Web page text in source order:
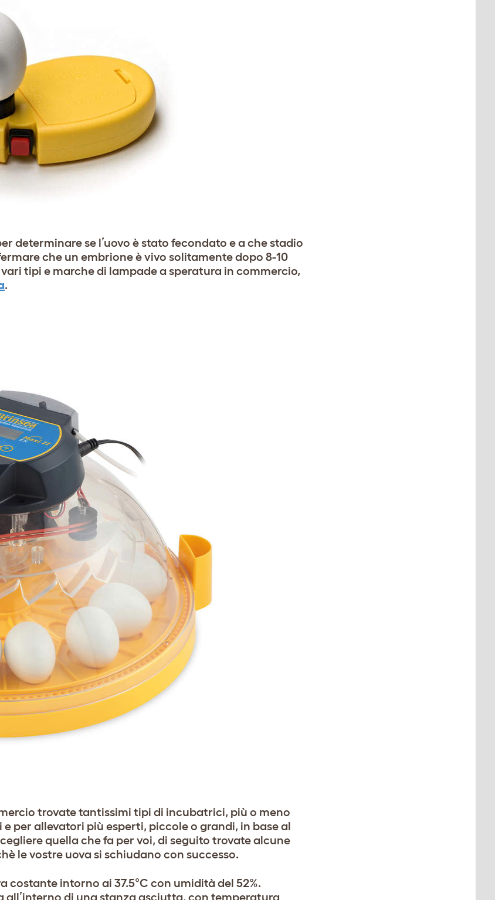
determinare se l’uovo è stato fecondato e a che stadio
che un embrione è vivo solitamente dopo 8-10
tipi e marche di lampade a speratura in commercio,
.
trovate tantissimi tipi di incubatrici, più o meno
per allevatori più esperti, piccole o grandi, in base al
quella che fa per voi, di seguito trovate alcune
le vostre uova si schiudano con successo.
intorno ai 37.5°C con umidità del 52%.
all’interno di una stanza asciutta, con temperatura